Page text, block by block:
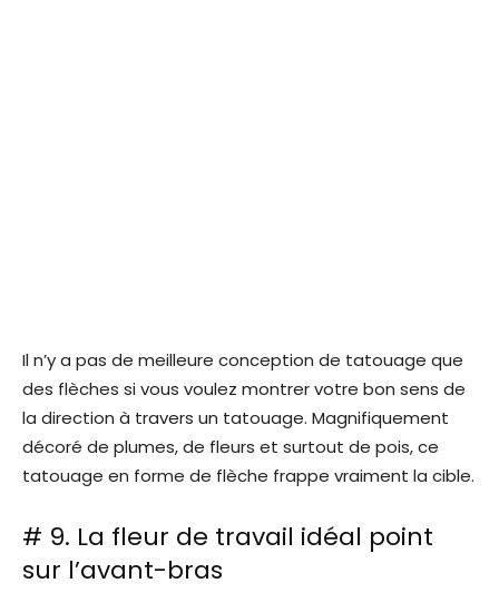
Il n’y a pas de meilleure conception de tatouage que
des flèches si vous voulez montrer votre bon sens de
la direction à travers un tatouage. Magnifiquement
décoré de plumes, de fleurs et surtout de pois, ce
tatouage en forme de flèche frappe vraiment la cible.
# 9. La fleur de travail idéal point
sur l’avant-bras